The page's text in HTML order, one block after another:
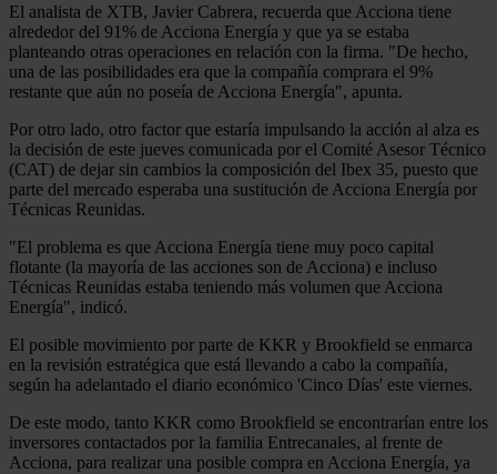
El analista de XTB, Javier Cabrera, recuerda que Acciona tiene
alrededor del 91% de Acciona Energía y que ya se estaba
planteando otras operaciones en relación con la firma. "De hecho,
una de las posibilidades era que la compañía comprara el 9%
restante que aún no poseía de Acciona Energía", apunta.
Por otro lado, otro factor que estaría impulsando la acción al alza es
la decisión de este jueves comunicada por el Comité Asesor Técnico
(CAT) de dejar sin cambios la composición del Ibex 35, puesto que
parte del mercado esperaba una sustitución de Acciona Energía por
Técnicas Reunidas.
"El problema es que Acciona Energía tiene muy poco capital
flotante (la mayoría de las acciones son de Acciona) e incluso
Técnicas Reunidas estaba teniendo más volumen que Acciona
Energía", indicó.
El posible movimiento por parte de KKR y Brookfield se enmarca
en la revisión estratégica que está llevando a cabo la compañía,
según ha adelantado el diario económico 'Cinco Días' este viernes.
De este modo, tanto KKR como Brookfield se encontrarían entre los
inversores contactados por la familia Entrecanales, al frente de
Acciona, para realizar una posible compra en Acciona Energía, ya